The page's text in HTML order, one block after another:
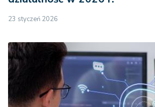
23 styczeń 2026